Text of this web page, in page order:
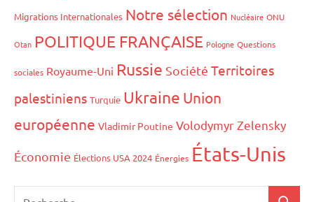
Migrations Internationales Notre sélection Nucléaire ONU
Otan POLITIQUE FRANÇAISE Pologne Questions
sociales Royaume-Uni Russie Société Territoires
palestiniens Turquie Ukraine Union
européenne Vladimir Poutine Volodymyr Zelensky
Économie Élections USA 2024 Énergies États-Unis